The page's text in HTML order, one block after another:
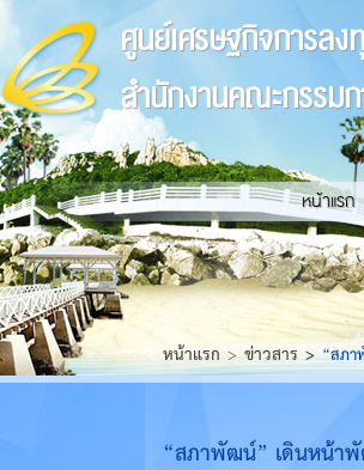
ศูนย์เศรษฐกิจการล
สำนักงานคณะกรรม
หน้าแรก
หน้าแรก ข่าวสาร “สภา
“สภาพัฒน์” เดินหน้าพั